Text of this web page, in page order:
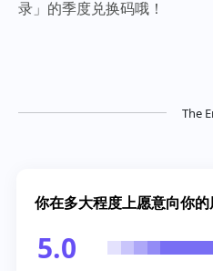
录」的季度兑换码哦！
The
你在多大程度上愿意向你
5.0